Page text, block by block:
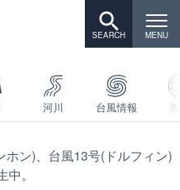
河川 台風情報
ホン)、台風13号(ドルフィン)
中。